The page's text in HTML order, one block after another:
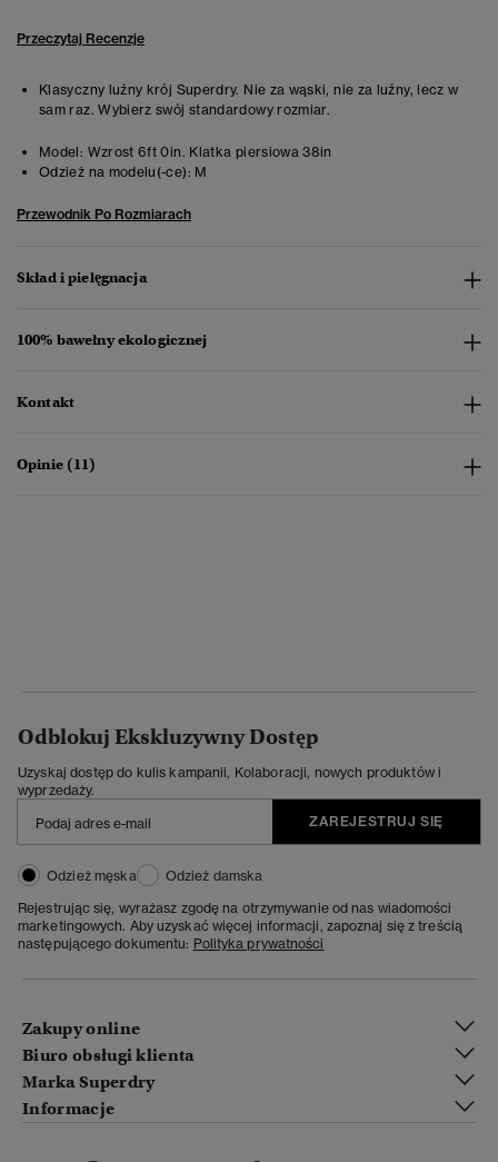
Przeczytaj Recenzje
Klasyczny luźny krój Superdry. Nie za wąski, nie za luźny, lecz w
sam raz. Wybierz swój standardowy rozmiar.
Model: Wzrost 6ft 0in. Klatka piersiowa 38in
Odzież na modelu(-ce): M
Przewodnik Po Rozmiarach
Skład i pielęgnacja
100% bawełny ekologicznej
Kontakt
Opinie (11)
Odblokuj Ekskluzywny Dostęp
Uzyskaj dostęp do kulis kampanii, Kolaboracji, nowych produktów i
wyprzedaży.
ZAREJESTRUJ SIĘ
Odzież męska
Odzież damska
Rejestrując się, wyrażasz zgodę na otrzymywanie od nas wiadomości
marketingowych. Aby uzyskać więcej informacji, zapoznaj się z treścią
następującego dokumentu: Polityka prywatności
Zakupy online
Biuro obsługi klienta
Marka Superdry
Informacje